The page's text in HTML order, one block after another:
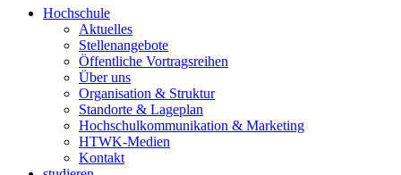
Hochschule
Aktuelles
Stellenangebote
Öffentliche Vortragsreihen
Über uns
Organisation & Struktur
Standorte & Lageplan
Hochschulkommunikation & Marketing
HTWK-Medien
Kontakt